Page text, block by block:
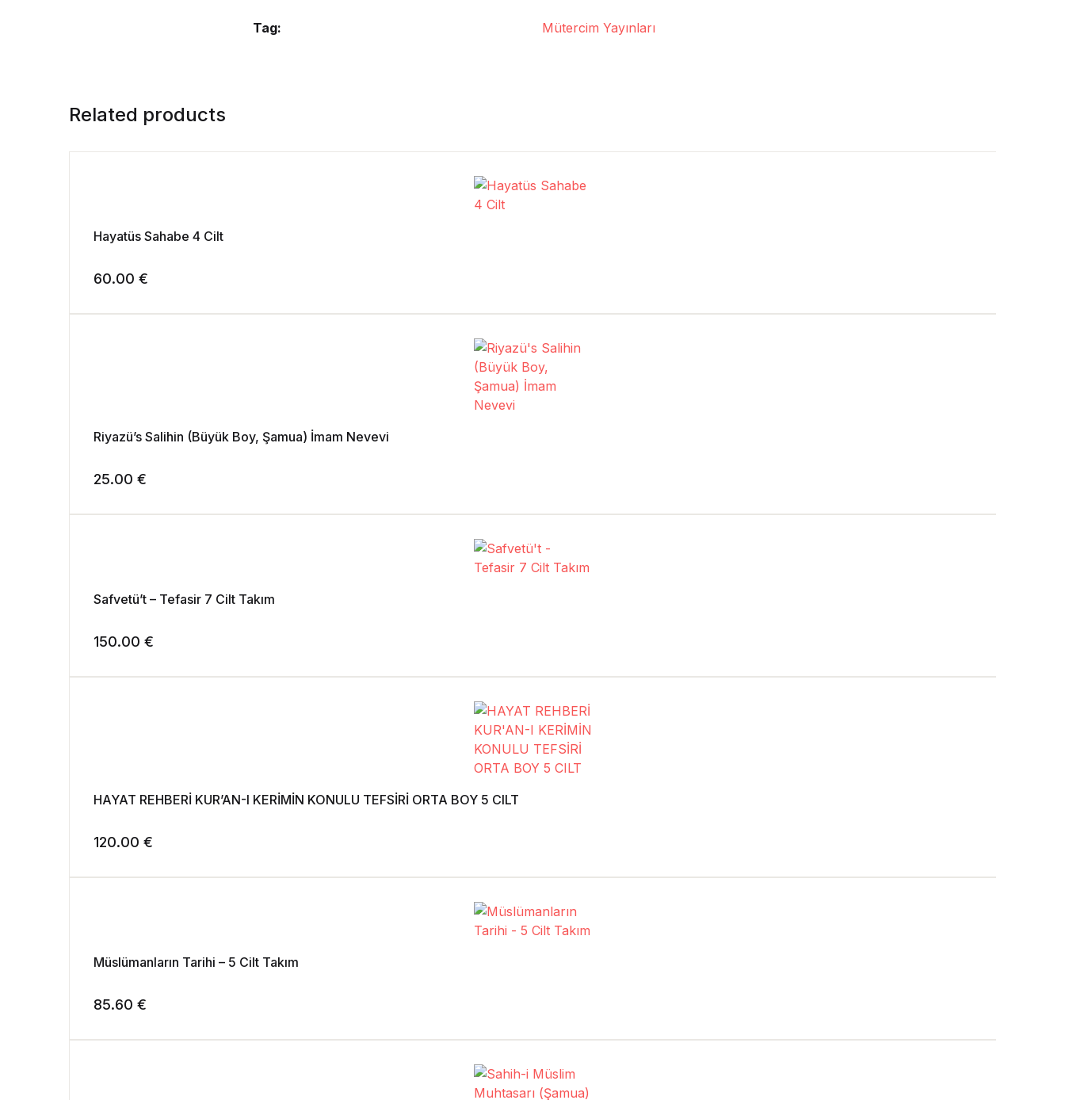
Tag: Mütercim Yayınları
Related products
Hayatüs Sahabe 4 Cilt
60.00 €
Riyazü’s Salihin (Büyük Boy, Şamua) İmam Nevevi
25.00 €
Safvetü’t – Tefasir 7 Cilt Takım
150.00 €
HAYAT REHBERİ KUR’AN-I KERİMİN KONULU TEFSİRİ ORTA BOY 5 CILT
120.00 €
Müslümanların Tarihi – 5 Cilt Takım
85.60 €